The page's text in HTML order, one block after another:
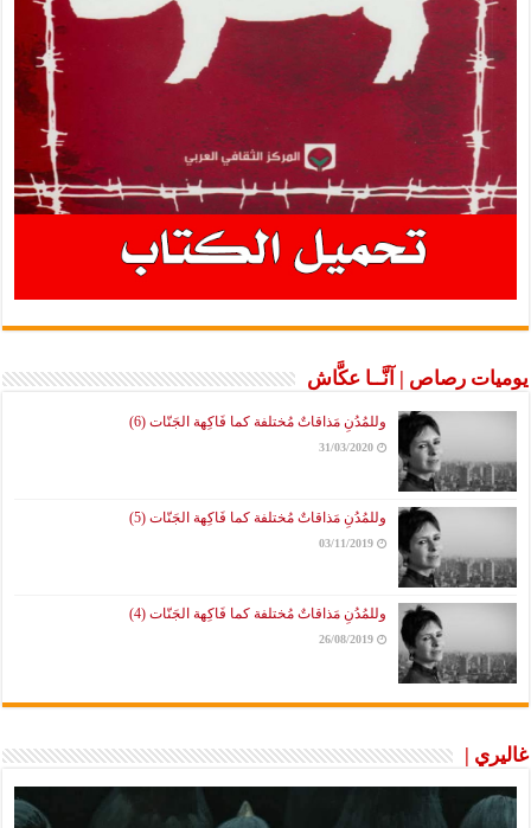
يوميات رصاص | آنَّــا عكَّاش
وللمُدُنِ مَذاقاتٌ مُختلفة كما فَاكِهة الجَنّات (6)
31/03/2020
وللمُدُنِ مَذاقاتٌ مُختلفة كما فَاكِهة الجَنّات (5)
03/11/2019
وللمُدُنِ مَذاقاتٌ مُختلفة كما فَاكِهة الجَنّات (4)
26/08/2019
غاليري |